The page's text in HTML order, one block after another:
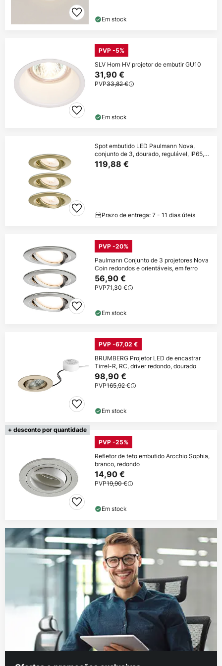
Em stock
PVP -5%
SLV Horn HV projetor de embutir GU10
31,90 €
PVP33,82 €
Em stock
Spot embutido LED Paulmann Nova,
conjunto de 3, dourado, regulável, IP65,
2700K
119,88 €
Prazo de entrega: 7 - 11 dias úteis
PVP -20%
Paulmann Conjunto de 3 projetores Nova
Coin redondos e orientáveis, em ferro
56,90 €
PVP71,30 €
Em stock
PVP -67,02 €
BRUMBERG Projetor LED de encastrar
Tirrel-R, RC, driver redondo, dourado
98,90 €
PVP165,92 €
Em stock
+ desconto por quantidade
PVP -25%
Refletor de teto embutido Arcchio Sophia,
branco, redondo
14,90 €
PVP19,90 €
Em stock